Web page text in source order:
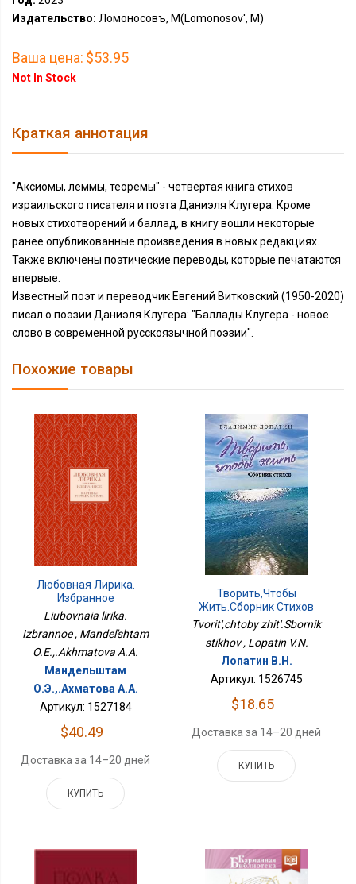
Издательство: Ломоносовъ, М(Lomonosov', M)
Ваша цена: $53.95
Not In Stock
Краткая аннотация
"Аксиомы, леммы, теоремы" - четвертая книга стихов
израильского писателя и поэта Даниэля Клугера. Кроме
новых стихотворений и баллад, в книгу вошли некоторые
ранее опубликованные произведения в новых редакциях.
Также включены поэтические переводы, которые печатаются
впервые.
Известный поэт и переводчик Евгений Витковский (1950-2020)
писал о поэзии Даниэля Клугера: "Баллады Клугера - новое
слово в современной русскоязычной поэзии".
Похожие товары
Любовная Лирика.
Избранное
Liubovnaia lirika.
Izbrannoe , Mandel'shtam
O.E.,.Akhmatova A.A.
Мандельштам
О.Э.,.Ахматова А.А.
Артикул: 1527184
$40.49
Доставка за 14–20 дней
КУПИТЬ
Творить,чтобы
Жить.Сборник Стихов
Tvorit',chtoby zhit'.Sbornik
stikhov , Lopatin V.N.
Лопатин В.Н.
Артикул: 1526745
$18.65
Доставка за 14–20 дней
КУПИТЬ